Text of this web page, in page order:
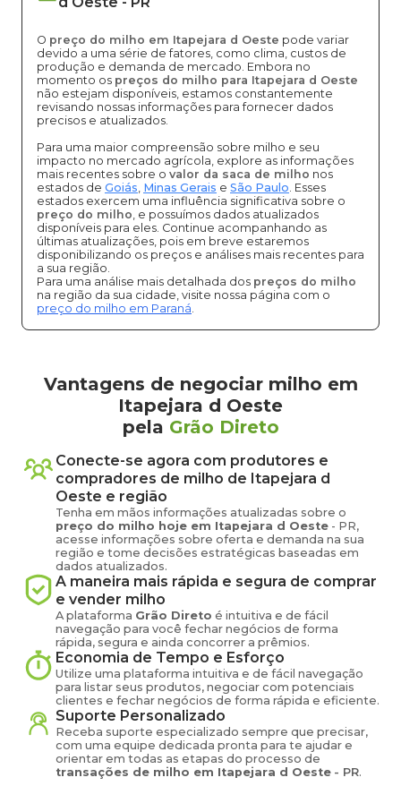
O preço do milho em Itapejara d Oeste pode variar
devido a uma série de fatores, como clima, custos de
produção e demanda de mercado. Embora no
momento os preços do milho para Itapejara d Oeste
não estejam disponíveis, estamos constantemente
revisando nossas informações para fornecer dados
precisos e atualizados.
Para uma maior compreensão sobre milho e seu
impacto no mercado agrícola, explore as informações
mais recentes sobre o valor da saca de milho nos
estados de Goiás, Minas Gerais e São Paulo. Esses
estados exercem uma influência significativa sobre o
preço do milho, e possuímos dados atualizados
disponíveis para eles. Continue acompanhando as
últimas atualizações, pois em breve estaremos
disponibilizando os preços e análises mais recentes para
a sua região.
Para uma análise mais detalhada dos preços do milho
na região da sua cidade, visite nossa página com o
preço do milho em Paraná.
Vantagens de negociar milho em
Itapejara d Oeste
pela Grão Direto
Conecte-se agora com produtores e
compradores de milho de Itapejara d
Oeste e região
Tenha em mãos informações atualizadas sobre o
preço do milho hoje em Itapejara d Oeste - PR,
acesse informações sobre oferta e demanda na sua
região e tome decisões estratégicas baseadas em
dados atualizados.
A maneira mais rápida e segura de comprar
e vender milho
A plataforma Grão Direto é intuitiva e de fácil
navegação para você fechar negócios de forma
rápida, segura e ainda concorrer a prêmios.
Economia de Tempo e Esforço
Utilize uma plataforma intuitiva e de fácil navegação
para listar seus produtos, negociar com potenciais
clientes e fechar negócios de forma rápida e eficiente.
Suporte Personalizado
Receba suporte especializado sempre que precisar,
com uma equipe dedicada pronta para te ajudar e
orientar em todas as etapas do processo de
transações de milho em Itapejara d Oeste - PR.